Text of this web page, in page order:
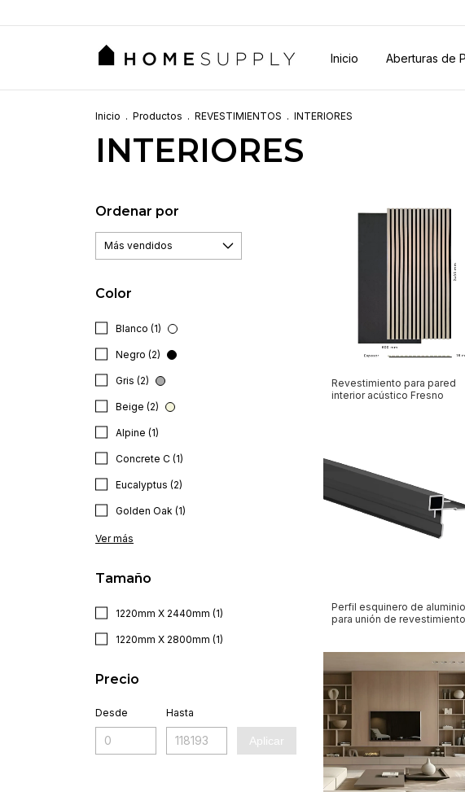
Inicio Aberturas de
Inicio . Productos . REVESTIMIENTOS . INTERIORES
INTERIORES
Ordenar por
Color
Blanco (1)
Negro (2)
Gris (2)
Beige (2)
Alpine (1)
Concrete C (1)
Eucalyptus (2)
Golden Oak (1)
Ver más
Tamaño
1220mm X 2440mm (1)
1220mm X 2800mm (1)
Precio
Desde Hasta
Aplicar
Revestimiento para pared
interior acústico Fresno
Perfil esquinero de aluminio
para unión de